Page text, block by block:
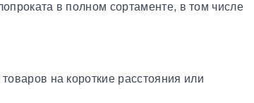
в полном сортаменте, в том числе
на короткие расстояния или